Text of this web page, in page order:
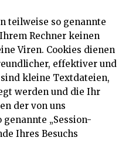
teilweise so genannte
Rechner keinen
Viren. Cookies dienen
effektiver und
kleine Textdateien,
werden und die Ihr
der von uns
„Session-
Ihres Besuchs